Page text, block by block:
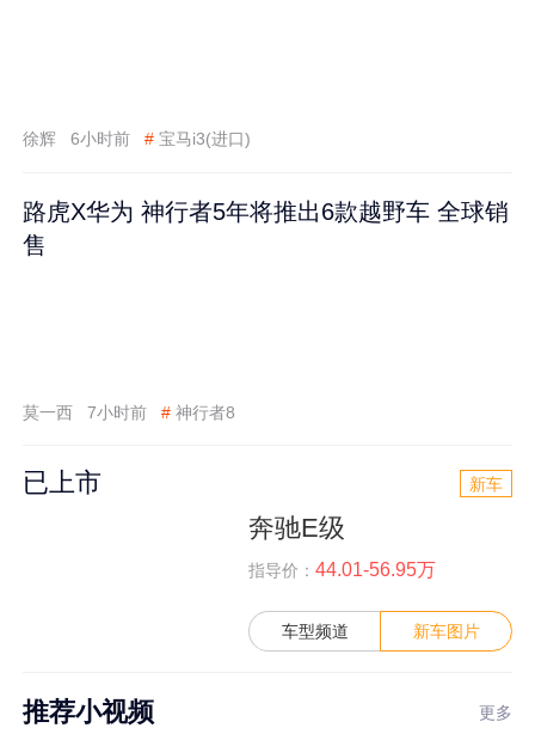
徐辉 6小时前 # 宝马i3(进口)
路虎X华为 神行者5年将推出6款越野车 全球销
售
莫一西 7小时前 # 神行者8
已上市 新车
奔驰E级
指导价： 44.01-56.95万
车型频道 新车图片
推荐小视频 更多